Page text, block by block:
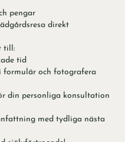
pengar
direkt
till:
tid
formulär och fotografera
din personliga konsultation
med tydliga nästa